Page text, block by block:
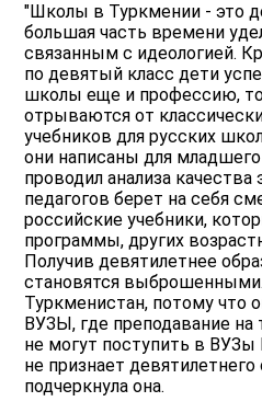
"Школы в Туркмении - это
большая часть времени
связанным с идеологией.
по девятый класс дети
школы еще и профессию,
отрываются от
учебников для русских
они написаны для
проводил анализа качества
педагогов берет на себя
российские учебники,
программы, других
Получив девятилетнее
становятся
Туркменистан, потому что
ВУЗЫ, где преподавание
не могут поступить в ВУЗы
не признает девятилетнего
подчеркнула она.